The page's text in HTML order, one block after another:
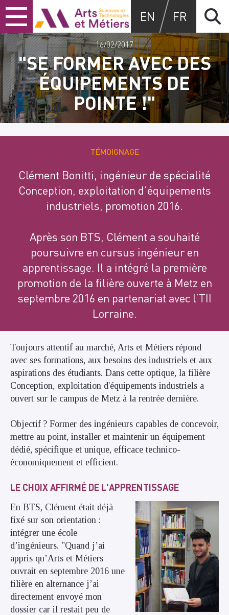
Skip
to
content
Skip
to
main
menu
Skip
to
search
Arts et métiers
EN FR
"SE FORMER AVEC DES
ÉQUIPEMENTS DE
POINTE !"
16/02/2017
TÉMOIGNAGE
Clément Bonitti, ingénieur de spécialité
Conception, exploitation d’équipements
industriels, promotion 2016.
Après son BTS, Clément a souhaité
poursuivre en cursus ingénieur en
apprentissage. Il a intégré la première
promotion de la filière ouverte à Metz en
septembre 2016 en partenariat avec l’TII
Lorraine.
Toujours attentif au marché, Arts et Métiers répond
avec ses formations, aux besoins des industriels et aux
aspirations des étudiants. Dans cette optique, la filière
Conception, exploitation d'équipements industriels a
ouvert sur le campus de Metz à la rentrée dernière.
Objectif ? Former des ingénieurs capables de concevoir,
mettre au point, installer et maintenir un équipement
dédié, spécifique et unique, efficace technico-
économiquement et efficient.
LE CHOIX AFFIRMÉ DE L'APPRENTISSAGE
En BTS, Clément était déjà
fixé sur son orientation :
intégrer une école
d’ingénieurs. "Quand j’ai
appris qu’Arts et Métiers
ouvrait en septembre 2016 une
filière en alternance j’ai
directement envoyé mon
dossier car il restait peu de